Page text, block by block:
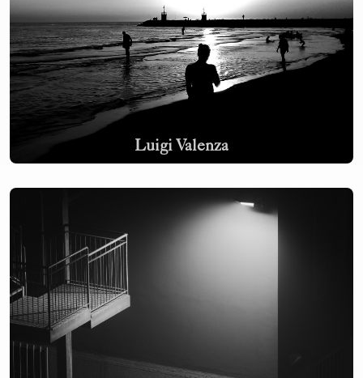
Luigi Valenza